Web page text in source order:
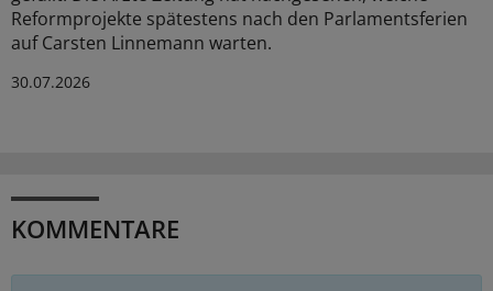
Reformprojekte spätestens nach den Parlamentsferien
auf Carsten Linnemann warten.
30.07.2026
KOMMENTARE